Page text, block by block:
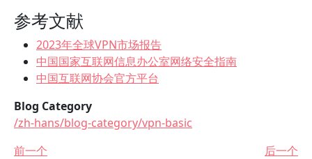
参考文献
2023年全球VPN市场报告
中国国家互联网信息办公室网络安全指南
中国互联网协会官方平台
Blog Category
/zh-hans/blog-category/vpn-basic
前一个
后一个